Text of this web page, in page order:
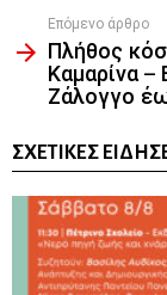
Επόμενο άρθρο
Πλήθος
Καμαρίνα
Ζάλογγο
ΣΧΕΤΙΚΈΣ